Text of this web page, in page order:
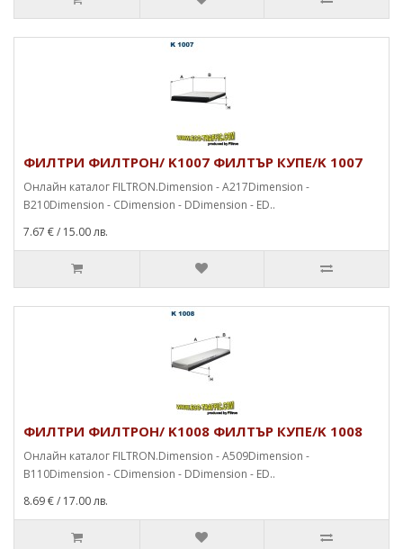
ФИЛТРИ ФИЛТРОН/ K1007 ФИЛТЪР КУПЕ/K 1007
Онлайн каталог FILTRON.Dimension - A217Dimension -
B210Dimension - CDimension - DDimension - ED..
7.67 €/ 15.00 лв.
ФИЛТРИ ФИЛТРОН/ K1008 ФИЛТЪР КУПЕ/K 1008
Онлайн каталог FILTRON.Dimension - A509Dimension -
B110Dimension - CDimension - DDimension - ED..
8.69 €/ 17.00 лв.